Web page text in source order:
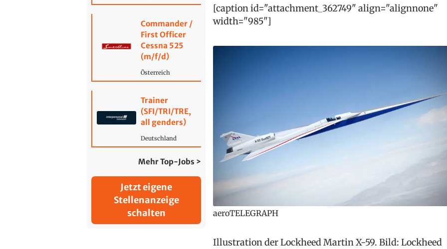
Commander /
First Officer
Cessna 525
(m/f/d)
Österreich
Trainer
(SFI/TRI/TRE,
all genders)
Deutschland
Mehr Top-Jobs >
Jetzt eigene
Stellenanzeige
schalten
[caption id="attachment_362749" align="alignnone"
width="985"]
aeroTELEGRAPH
Illustration der Lockheed Martin X-59. Bild: Lockheed